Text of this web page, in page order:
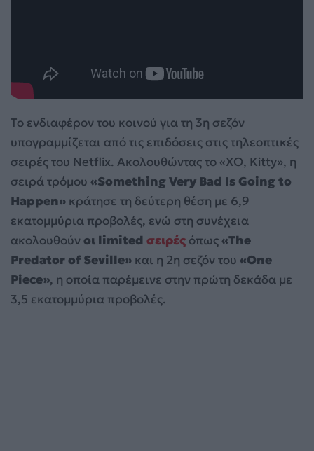
Το ενδιαφέρον του κοινού για τη 3η σεζόν
υπογραμμίζεται από τις επιδόσεις στις τηλεοπτικές
σειρές του Netflix. Ακολουθώντας το «XO, Kitty», η
σειρά τρόμου «Something Very Bad Is Going to
Happen» κράτησε τη δεύτερη θέση με 6,9
εκατομμύρια προβολές, ενώ στη συνέχεια
ακολουθούνοι limited σειρές όπως«The
Predator of Seville» και η 2η σεζόν του «One
Piece», η οποία παρέμεινε στην πρώτη δεκάδα με
3,5 εκατομμύρια προβολές.